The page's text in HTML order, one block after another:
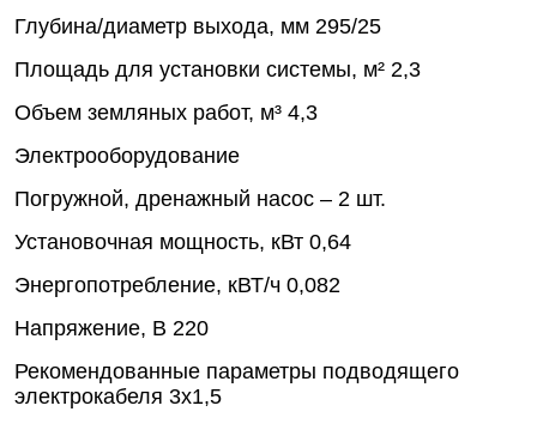
Глубина/диаметр выхода, мм 295/25
Площадь для установки системы, м² 2,3
Объем земляных работ, м³ 4,3
Электрооборудование
Погружной, дренажный насос – 2 шт.
Установочная мощность, кВт 0,64
Энергопотребление, кВТ/ч 0,082
Напряжение, В 220
Рекомендованные параметры подводящего
электрокабеля 3х1,5